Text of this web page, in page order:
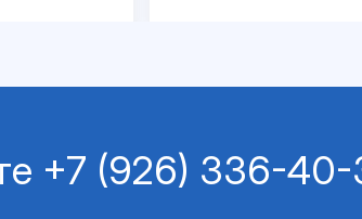
+7 (926) 336-40-